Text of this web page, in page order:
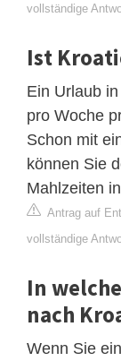
vollständige
Ist
Ein Urlaub
pro Woche
Schon mit
können Sie
Mahlzeiten
Antrag auf
vollständige
In
nach
Wenn Sie